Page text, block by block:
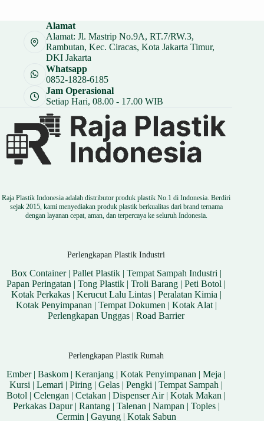
Alamat
Alamat: Jl. Mastrip No.9A, RT.7/RW.3,
Rambutan, Kec. Ciracas, Kota Jakarta Timur,
DKI Jakarta
Whatsapp
0852-1828-6185
Jam Operasional
Setiap Hari, 08.00 - 17.00 WIB
Raja Plastik Indonesia adalah distributor produk plastik No.1 di Indonesia. Berdiri
sejak 2015, kami menyediakan produk plastik berkualitas dari brand ternama
dengan layanan cepat, aman, dan terpercaya ke seluruh Indonesia.
Perlengkapan Plastik Industri
Box Container| Pallet Plastik| Tempat Sampah Industri |
Papan Peringatan |Tong Plastik |Troli Barang |Peti Botol |
Kotak Perkakas| Kerucut Lalu Lintas| Peralatan Kimia |
Kotak Penyimpanan | Tempat Dokumen | Kotak Alat|
Perlengkapan Unggas |Road Barrier
Perlengkapan Plastik Rumah
Ember|Baskom |Keranjang |Kotak Penyimpanan |Meja |
Kursi |Lemari |Piring |Gelas |Pengki |Tempat Sampah |
Botol |Celengan |Cetakan |Dispenser Air|Kotak Makan |
Perkakas Dapur| Rantang| Talenan | Nampan | Toples|
Cermin | Gayung| Kotak Sabun